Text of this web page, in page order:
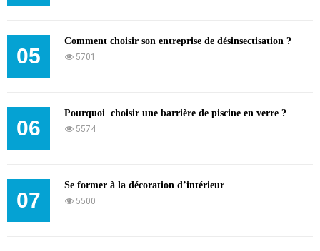
05
Comment choisir son entreprise de désinsectisation ?
5701
06
Pourquoi choisir une barrière de piscine en verre ?
5574
07
Se former à la décoration d’intérieur
5500